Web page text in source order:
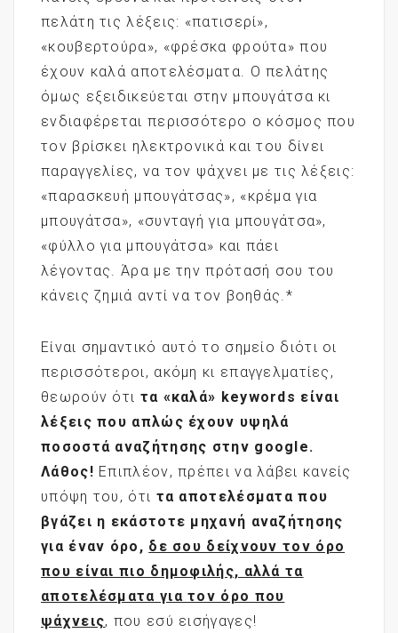
πελάτη τις λέξεις: «πατισερί»,
«κουβερτούρα», «φρέσκα φρούτα» που
έχουν καλά αποτελέσματα. Ο πελάτης
όμως εξειδικεύεται στην μπουγάτσα κι
ενδιαφέρεται περισσότερο ο κόσμος που
τον βρίσκει ηλεκτρονικά και του δίνει
παραγγελίες, να τον ψάχνει με τις λέξεις:
«παρασκευή μπουγάτσας», «κρέμα για
μπουγάτσα», «συνταγή για μπουγάτσα»,
«φύλλο για μπουγάτσα» και πάει
λέγοντας. Άρα με την πρότασή σου του
κάνεις ζημιά αντί να τον βοηθάς.*
Είναι σημαντικό αυτό το σημείο διότι οι
περισσότεροι, ακόμη κι επαγγελματίες,
θεωρούν ότι τα «καλά» keywords είναι
λέξεις που απλώς έχουν υψηλά
ποσοστά αναζήτησης στην google.
Λάθος! Επιπλέον, πρέπει να λάβει κανείς
υπόψη του, ότι τα αποτελέσματα που
βγάζει η εκάστοτε μηχανή αναζήτησης
για έναν όρο, δε σου δείχνουν τον όρο
που είναι πιο δημοφιλής, αλλά τα
αποτελέσματα για τον όρο που
ψάχνεις, που εσύ εισήγαγες!